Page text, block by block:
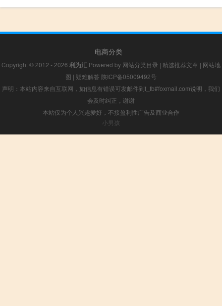
电商分类
Copyright © 2012 - 2026 利为汇 Powered by 网站分类目录 | 精选推荐文章 | 网站地
图 | 疑难解答 陕ICP备05009492号
声明：本站内容来自互联网，如信息有错误可发邮件到f_fb#foxmail.com说明，我们
会及时纠正，谢谢
本站仅为个人兴趣爱好，不接盈利性广告及商业合作
小男孩